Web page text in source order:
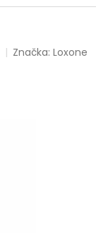
Značka:Loxone